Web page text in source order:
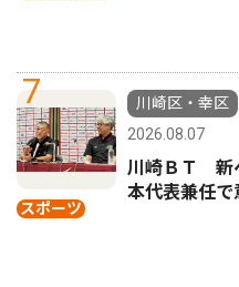
7
スポーツ
川崎区・幸区
2026.08.07
川崎ＢＴ 新
本代表兼任で